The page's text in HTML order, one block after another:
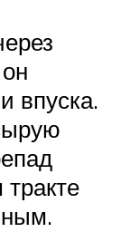
впуска.